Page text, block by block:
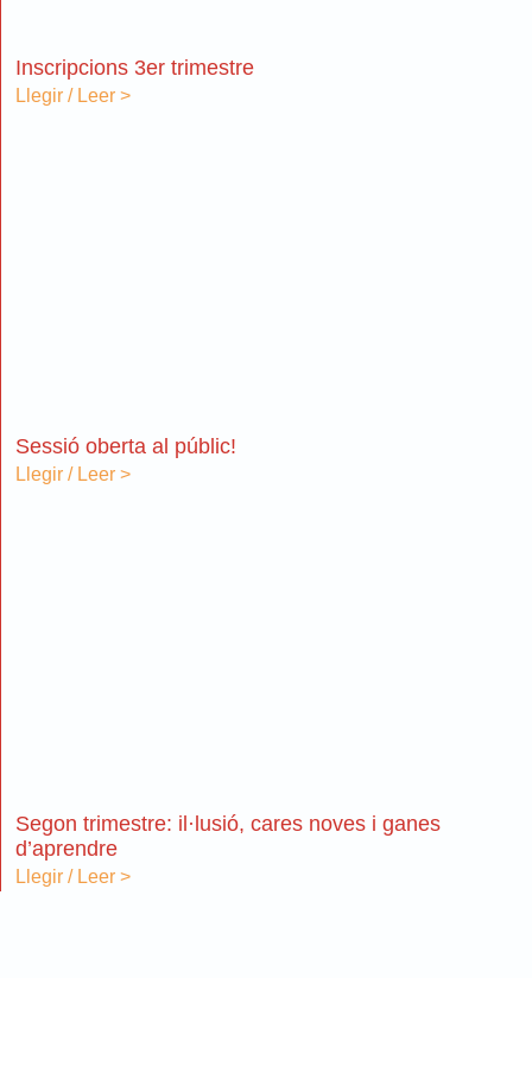
Inscripcions 3er trimestre
Llegir / Leer >
Sessió oberta al públic!
Llegir / Leer >
Segon trimestre: il·lusió, cares noves i ganes
d’aprendre
Llegir / Leer >